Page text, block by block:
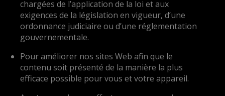
chargées de l’application de la loi et aux
exigences de la législation en vigueur, d’une
ordonnance judiciaire ou d’une réglementation
gouvernementale.
Pour améliorer nos sites Web afin que le
contenu soit présenté de la manière la plus
efficace possible pour vous et votre appareil.